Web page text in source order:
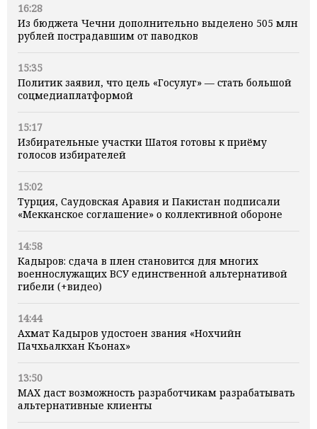
16:28
Из бюджета Чечни дополнительно выделено 505 млн
рублей пострадавшим от паводков
15:35
Политик заявил, что цель «Госулуг» — стать большой
соцмедиаплатформой
15:17
Избирательные участки Шатоя готовы к приёму
голосов избирателей
15:02
Турция, Саудовская Аравия и Пакистан подписали
«Мекканское соглашение» о коллективной обороне
14:58
Кадыров: сдача в плен становится для многих
военнослужащих ВСУ единственной альтернативой
гибели (+видео)
14:44
Ахмат Кадыров удостоен звания «Нохчийн
Пачхьалкхан Къонах»
13:50
MAX даст возможность разработчикам разрабатывать
альтернативные клиенты